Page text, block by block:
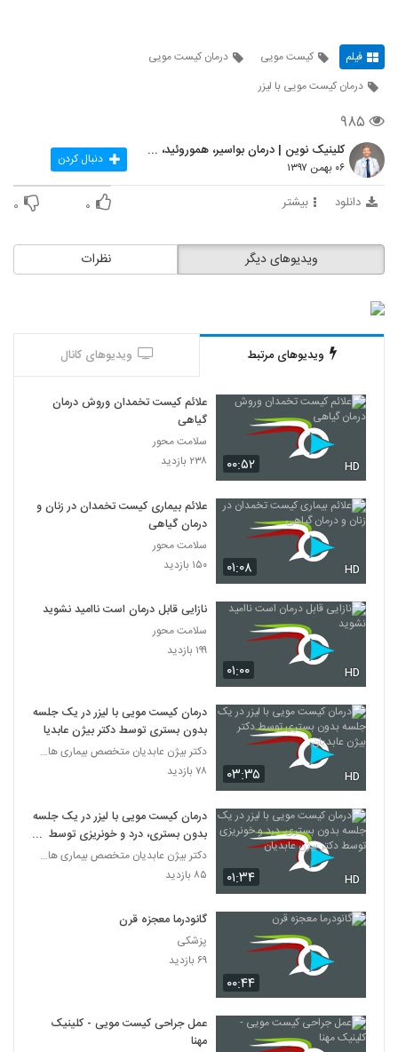
فیلم کیست مویی
درمان کیست مویی
درمان کیست مویی با لیزر
۹۸۵
کلینیک نوین | درمان بواسیر، هموروئید، شقاق، کیست م
۰۶ بهمن ۱۳۹۷ دنبال کردن
دانلود بیشتر ۰ ۰
نظرات ویدیوهای دیگر
ویدیوهای مرتبط ویدیوهای کانال
۰۰:۵۲ HD
علائم کیست تخمدان و‌روش درمان
گیاهی
سلامت محور
۲۳۸ بازدید
۰۱:۰۸ HD
علائم بیماری کیست تخمدان در زنان و
درمان گیاهی
سلامت محور
۱۵۰ بازدید
۰۱:۰۰ HD
نازایی قابل درمان است ناامید نشوید
سلامت محور
۱۹۹ بازدید
۰۳:۳۵ HD
درمان کیست مویی با لیزر در یک جلسه
بدون بستری توسط دکتر بیژن عابدیان
دکتر بیژن عابدیان متخصص بیماری های نشیمنگاهی
۷۸ بازدید
۰۱:۳۴ HD
درمان کیست مویی با لیزر در یک جلسه
بدون بستری، درد و خونریزی توسط
دکتر بیژن عابدیان
دکتر بیژن عابدیان متخصص بیماری های نشیمنگاهی
۸۵ بازدید
۰۰:۴۴
گانودرما معجزه قرن
پزشکی
۶۹ بازدید
عمل جراحی کیست مویی - کلینیک
مهنا